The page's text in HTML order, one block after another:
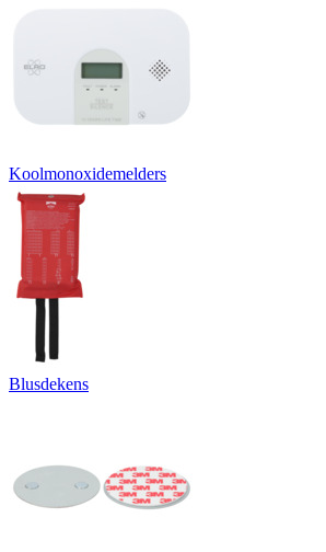
Koolmonoxidemelders
Blusdekens